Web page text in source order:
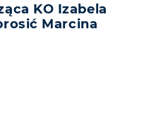
KO Izabela
Marcina